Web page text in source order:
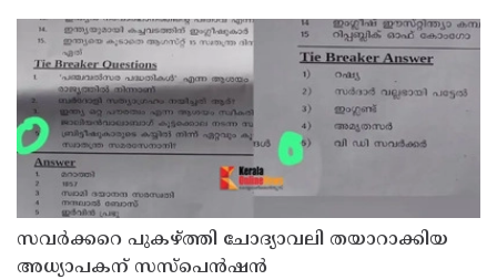
സവര്‍ക്കറെ പുകഴ്ത്തി ചോദ്യാവലി തയാറാക്കിയ
അധ്യാപകന് സസ്‌പെന്‍ഷന്‍